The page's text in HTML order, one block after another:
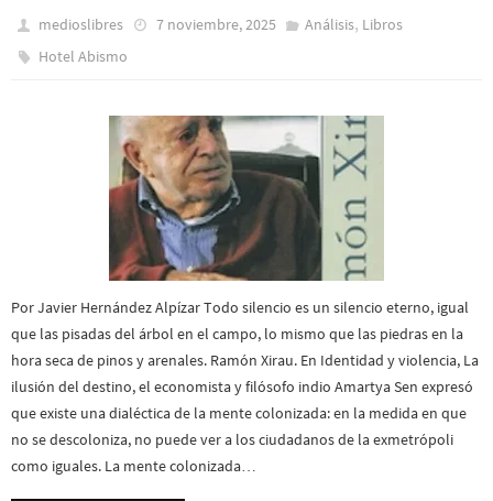
medioslibres 7 noviembre, 2025 Análisis, Libros
Hotel Abismo
Por Javier Hernández Alpízar Todo silencio es un silencio eterno, igual
que las pisadas del árbol en el campo, lo mismo que las piedras en la
hora seca de pinos y arenales. Ramón Xirau. En Identidad y violencia, La
ilusión del destino, el economista y filósofo indio Amartya Sen expresó
que existe una dialéctica de la mente colonizada: en la medida en que
no se descoloniza, no puede ver a los ciudadanos de la exmetrópoli
como iguales. La mente colonizada…